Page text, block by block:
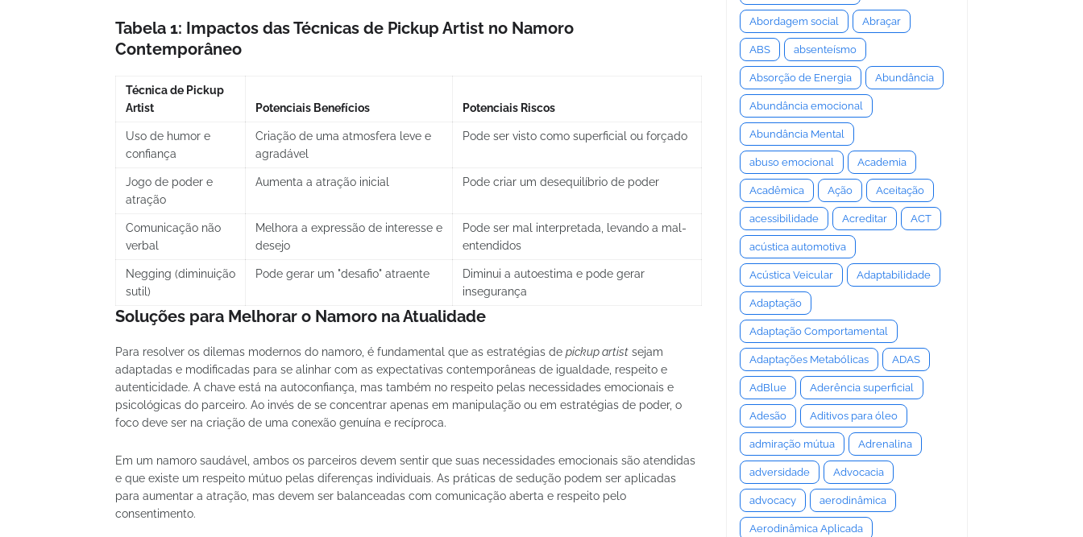
Tabela 1: Impactos das Técnicas de Pickup Artist no Namoro
Contemporâneo
Técnica de Pickup
Artist
Potenciais Benefícios Potenciais Riscos
Uso de humor e
confiança
Criação de uma atmosfera leve e
agradável
Pode ser visto como superficial ou forçado
Jogo de poder e
atração
Aumenta a atração inicial Pode criar um desequilíbrio de poder
Comunicação não
verbal
Melhora a expressão de interesse e
desejo
Pode ser mal interpretada, levando a mal-
entendidos
Negging (diminuição
sutil)
Pode gerar um "desafio" atraente
Diminui a autoestima e pode gerar
insegurança
Soluções para Melhorar o Namoro na Atualidade
Para resolver os dilemas modernos do namoro, é fundamental que as estratégias de pickup artist sejam
adaptadas e modificadas para se alinhar com as expectativas contemporâneas de igualdade, respeito e
autenticidade. A chave está na autoconfiança, mas também no respeito pelas necessidades emocionais e
psicológicas do parceiro. Ao invés de se concentrar apenas em manipulação ou em estratégias de poder, o
foco deve ser na criação de uma conexão genuína e recíproca.
Em um namoro saudável, ambos os parceiros devem sentir que suas necessidades emocionais são atendidas
e que existe um respeito mútuo pelas diferenças individuais. As práticas de sedução podem ser aplicadas
para aumentar a atração, mas devem ser balanceadas com comunicação aberta e respeito pelo
consentimento.
Abordagem social Abraçar
ABS absenteísmo
Absorção de Energia Abundância
Abundância emocional
Abundância Mental
abuso emocional Academia
Acadêmica Ação Aceitação
acessibilidade Acreditar ACT
acústica automotiva
Acústica Veicular Adaptabilidade
Adaptação
Adaptação Comportamental
Adaptações Metabólicas ADAS
AdBlue Aderência superficial
Adesão Aditivos para óleo
admiração mútua Adrenalina
adversidade Advocacia
advocacy aerodinâmica
Aerodinâmica Aplicada